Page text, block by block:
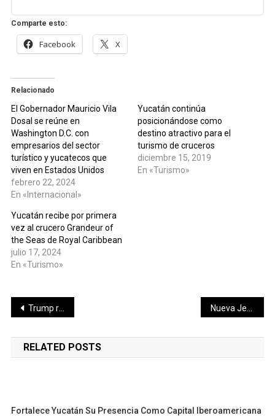
Comparte esto:
Facebook X
Relacionado
El Gobernador Mauricio Vila
Dosal se reúne en
Washington D.C. con
empresarios del sector
turístico y yucatecos que
viven en Estados Unidos
febrero 22, 2024
En «Internacional»
Yucatán continúa
posicionándose como
destino atractivo para el
turismo de cruceros
diciembre 15, 2019
En «Turismo»
Yucatán recibe por primera
vez al crucero Grandeur of
the Seas de Royal Caribbean
julio 17, 2024
En «Turismo»
Navegación
de
entradas
Trump revela ‘sin querer queriendo’ que México se comprometió a revisar leyes para cumplir acuerdo migratorio
RELATED POSTS
Fortalece Yucatán Su Presencia Como Capital Iberoamericana